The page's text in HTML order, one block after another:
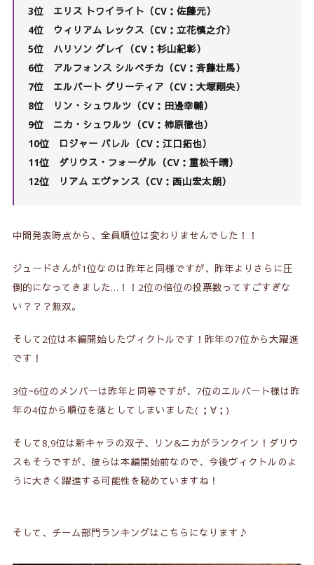
3位 エリス トワイライト（CV：佐藤元）
4位
ウィリアム レックス（CV：立花慎之介）
5位 ハリソン グレイ（CV：杉山紀彰）
6位 アルフォンス シルベチカ（CV：斉藤壮馬）
7位 エルバート グリーティア（CV：大塚剛央）
8位 リン・シュワルツ（CV：田邊幸輔）
9位 ニカ・シュワルツ（CV：柿原徹也）
10位 ロジャー バレル（CV：江口拓也）
11位 ダリウス・フォーゲル（CV：重松千晴）
12位 リアム エヴァンス（CV：西山宏太朗）
中間発表時点から、全員順位は変わりませんでした！！
ジュードさんが1位なのは昨年と同様ですが、昨年よりさらに圧
倒的になってきました…！！2位の倍位の投票数ってすごすぎな
い？？？無双。
そして2位は本編開始したヴィクトルです！昨年の7位から大躍進
です！
3位~6位のメンバーは昨年と同等ですが、7位のエルバート様は昨
年の4位から順位を落としてしまいました( ；∀；)
そして8,9位は新キャラの双子、 リン&ニカがランクイン！ ダリウ
スもそうですが、彼らは本編開始前なので、今後ヴィクトルのよ
うに大きく躍進する可能性を秘めていますね！
そして、 チーム部門ランキングはこちらになります♪